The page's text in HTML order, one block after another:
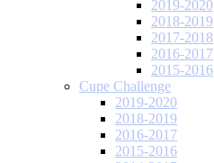
2019-2020
2018-2019
2017-2018
2016-2017
2015-2016
Cupe Challenge
2019-2020
2018-2019
2016-2017
2015-2016